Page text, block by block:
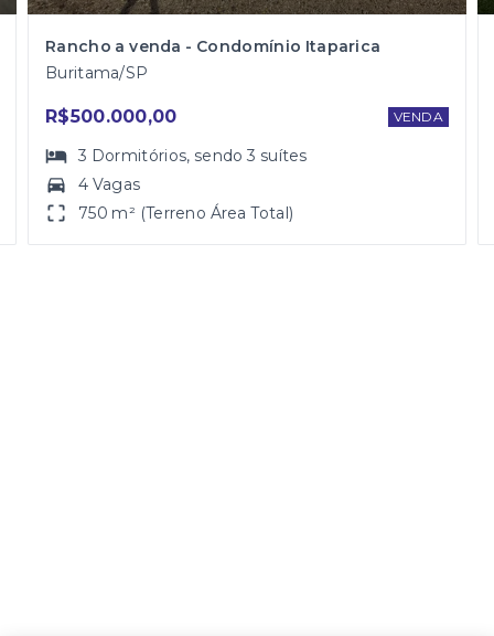
Rancho a venda - Condomínio Itaparica
Buritama/SP
R$500.000,00 VENDA
3 Dormitórios, sendo3 suítes
4 Vagas
750 m² (Terreno Área Total)